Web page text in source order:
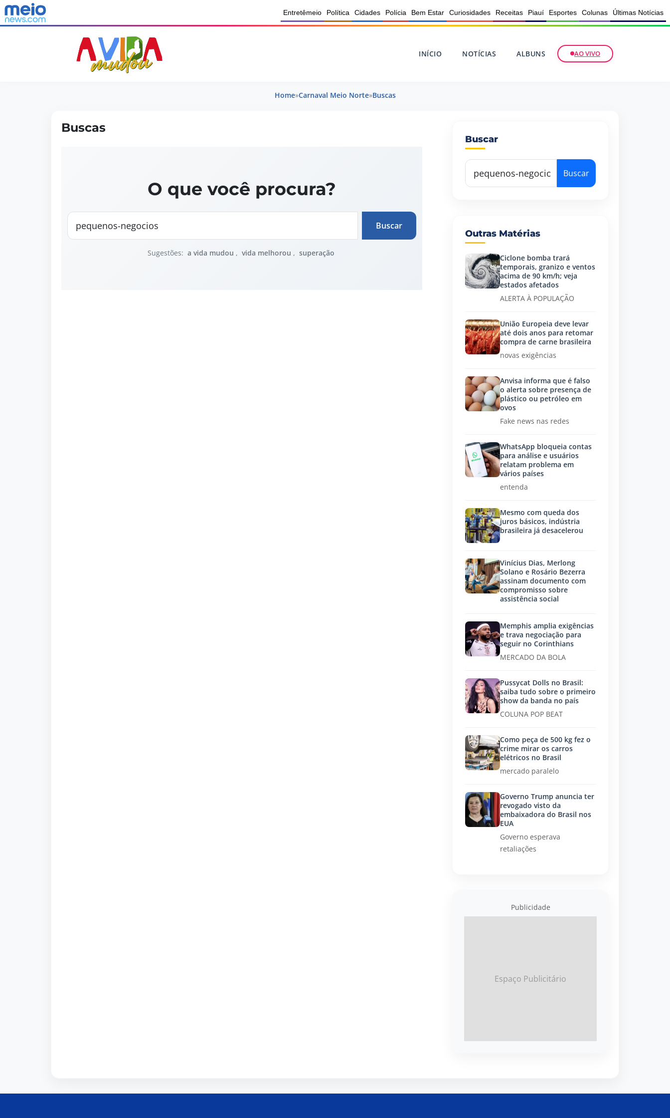
Entretêmeio Política Cidades Polícia Bem Estar Curiosidades Receitas Piauí Esportes Colunas Últimas Notícias
INÍCIO NOTÍCIAS ALBUNS AO VIVO
Home»Carnaval Meio Norte»Buscas
Buscas
O que você procura?
Buscar
Sugestões: a vida mudou , vida melhorou , superação
Buscar
Buscar
Outras Matérias
Ciclone bomba trará
temporais, granizo e ventos
acima de 90 km/h; veja
estados afetados
ALERTA À POPULAÇÃO
União Europeia deve levar
até dois anos para retomar
compra de carne brasileira
novas exigências
Anvisa informa que é falso
o alerta sobre presença de
plástico ou petróleo em
ovos
Fake news nas redes
WhatsApp bloqueia contas
para análise e usuários
relatam problema em
vários países
entenda
Mesmo com queda dos
juros básicos, indústria
brasileira já desacelerou
Vinícius Dias, Merlong
Solano e Rosário Bezerra
assinam documento com
compromisso sobre
assistência social
Memphis amplia exigências
e trava negociação para
seguir no Corinthians
MERCADO DA BOLA
Pussycat Dolls no Brasil:
saiba tudo sobre o primeiro
show da banda no país
COLUNA POP BEAT
Como peça de 500 kg fez o
crime mirar os carros
elétricos no Brasil
mercado paralelo
Governo Trump anuncia ter
revogado visto da
embaixadora do Brasil nos
EUA
Governo esperava
retaliações
Publicidade
Espaço Publicitário